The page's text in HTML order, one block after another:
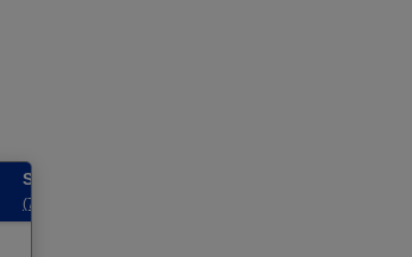
Sehr gut
(7 Bewertungen)